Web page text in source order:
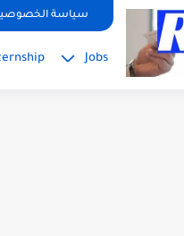
google.com,سياسة
Jobs